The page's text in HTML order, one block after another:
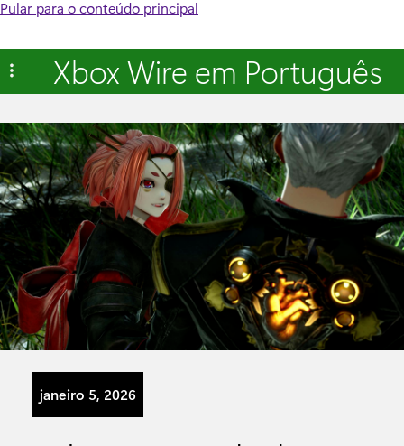
Pular para o conteúdo principal
Xbox Wire em Português
janeiro 5, 2026